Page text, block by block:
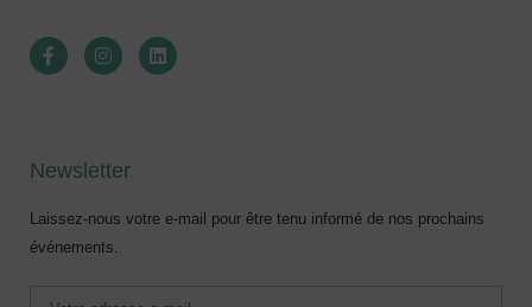
Newsletter
Laissez-nous votre e-mail pour être tenu informé de nos prochains
événements.